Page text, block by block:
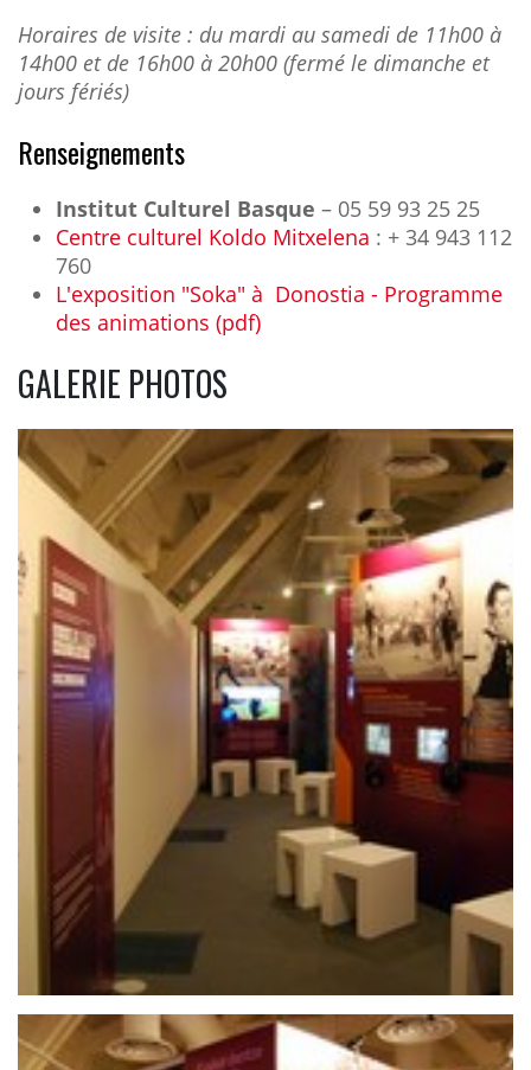
Horaires de visite : du mardi au samedi de 11h00 à
14h00 et de 16h00 à 20h00 (fermé le dimanche et
jours fériés)
Renseignements
Institut Culturel Basque – 05 59 93 25 25
Centre culturel Koldo Mitxelena : + 34 943 112
760
L'exposition "Soka" à Donostia - Programme
des animations (pdf)
GALERIE PHOTOS